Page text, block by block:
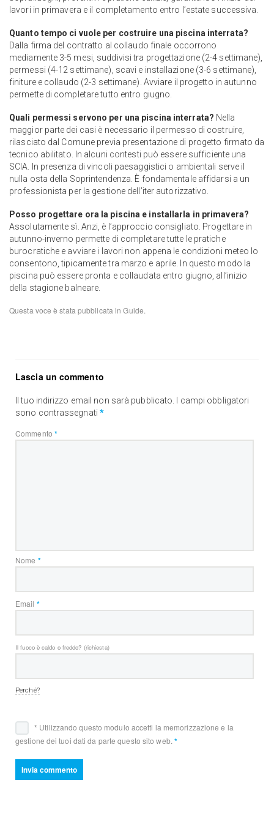
lavori in primavera e il completamento entro l’estate successiva.
Quanto tempo ci vuole per costruire una piscina interrata?
Dalla firma del contratto al collaudo finale occorrono
mediamente 3-5 mesi, suddivisi tra progettazione (2-4 settimane),
permessi (4-12 settimane), scavi e installazione (3-6 settimane),
finiture e collaudo (2-3 settimane). Avviare il progetto in autunno
permette di completare tutto entro giugno.
Quali permessi servono per una piscina interrata? Nella
maggior parte dei casi è necessario il permesso di costruire,
rilasciato dal Comune previa presentazione di progetto firmato da
tecnico abilitato. In alcuni contesti può essere sufficiente una
SCIA. In presenza di vincoli paesaggistici o ambientali serve il
nulla osta della Soprintendenza. È fondamentale affidarsi a un
professionista per la gestione dell’iter autorizzativo.
Posso progettare ora la piscina e installarla in primavera?
Assolutamente sì. Anzi, è l’approccio consigliato. Progettare in
autunno-inverno permette di completare tutte le pratiche
burocratiche e avviare i lavori non appena le condizioni meteo lo
consentono, tipicamente tra marzo e aprile. In questo modo la
piscina può essere pronta e collaudata entro giugno, all’inizio
della stagione balneare.
Questa voce è stata pubblicata inGuide.
Lascia un commento
Il tuo indirizzo email non sarà pubblicato. I campi obbligatori
sono contrassegnati *
Commento *
Nome *
Email *
Il fuoco è caldo o freddo? (richiesta)
Perché?
* Utilizzando questo modulo accetti la memorizzazione e la
gestione dei tuoi dati da parte questo sito web.*